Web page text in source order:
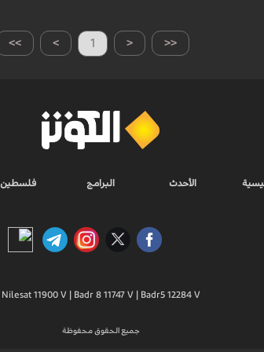
>> > 1 < <<
الأحدث البرامج فلسطين
Nilesat 11900 V | Badr 8 11747 V | Badr5 12284 V
جميع الحقوق محفوظة